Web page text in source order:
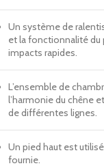
Un système de
et la fonctionnalité du
impacts rapides.
L’ensemble de
l’harmonie du chêne
de différentes lignes.
Un pied haut est
fournie.